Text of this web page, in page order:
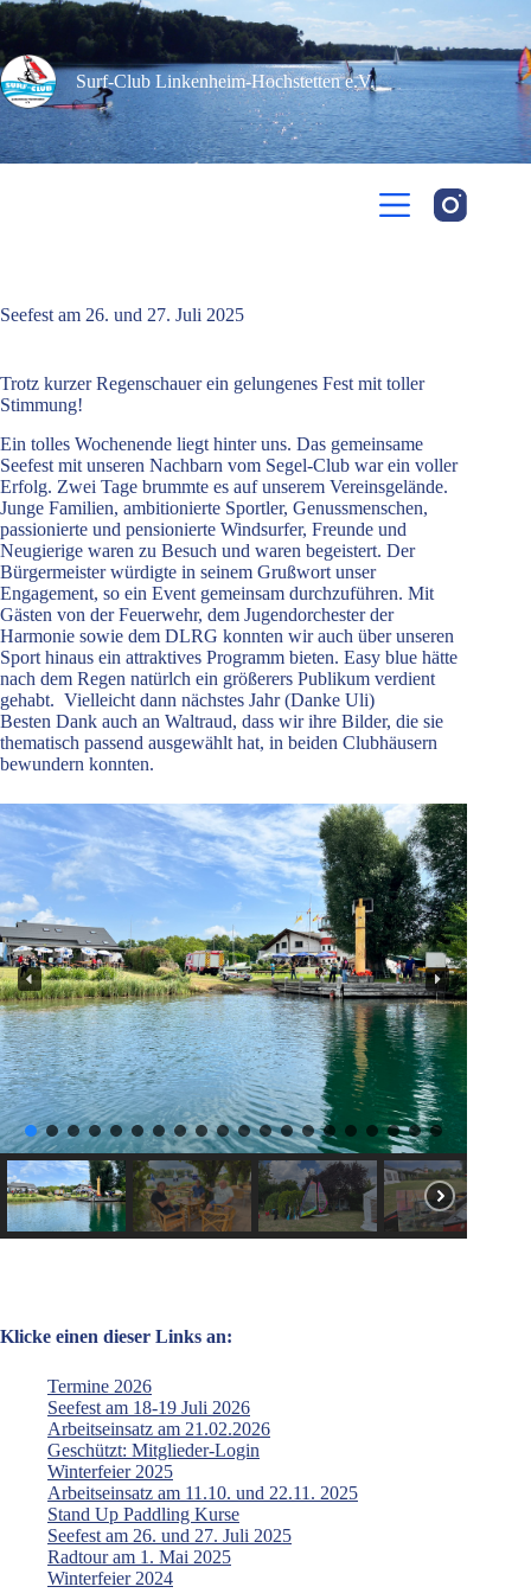
Zum
Inhalt
springen
Surf-Club Linkenheim-Hochstetten e.V.​
Seefest am 26. und 27. Juli 2025
Trotz kurzer Regenschauer ein gelungenes Fest mit toller
Stimmung!
Ein tolles Wochenende liegt hinter uns. Das gemeinsame
Seefest mit unseren Nachbarn vom Segel-Club war ein voller
Erfolg. Zwei Tage brummte es auf unserem Vereinsgelände.
Junge Familien, ambitionierte Sportler, Genussmenschen,
passionierte und pensionierte Windsurfer, Freunde und
Neugierige waren zu Besuch und waren begeistert. Der
Bürgermeister würdigte in seinem Grußwort unser
Engagement, so ein Event gemeinsam durchzuführen. Mit
Gästen von der Feuerwehr, dem Jugendorchester der
Harmonie sowie dem DLRG konnten wir auch über unseren
Sport hinaus ein attraktives Programm bieten. Easy blue hätte
nach dem Regen natürlch ein größerers Publikum verdient
gehabt. Vielleicht dann nächstes Jahr (Danke Uli)
Besten Dank auch an Waltraud, dass wir ihre Bilder, die sie
thematisch passend ausgewählt hat, in beiden Clubhäusern
bewundern konnten.
Klicke einen dieser Links an:
Termine 2026
Seefest am 18-19 Juli 2026
Arbeitseinsatz am 21.02.2026
Geschützt: Mitglieder-Login
Winterfeier 2025
Arbeitseinsatz am 11.10. und 22.11. 2025
Stand Up Paddling Kurse
Seefest am 26. und 27. Juli 2025
Radtour am 1. Mai 2025
Winterfeier 2024